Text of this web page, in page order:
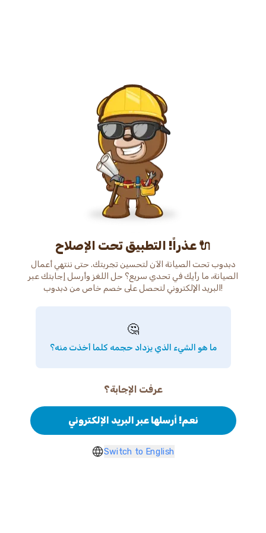
عذراً! التطبيق تحت الإصلاح 🔌
دبدوب تحت الصيانة الآن لتحسين تجربتك. حتى ننتهي أعمال
الصيانة، ما رأيك في تحدي سريع؟ حل اللغز وأرسل إجابتك عبر
البريد الإلكتروني لتحصل على خصم خاص من دبدوب!
🤔
ما هو الشيء الذي يزداد حجمه كلما أخذت منه؟
عرفت الإجابة؟
نعم! أرسلها عبر البريد الإلكتروني
Switch to English